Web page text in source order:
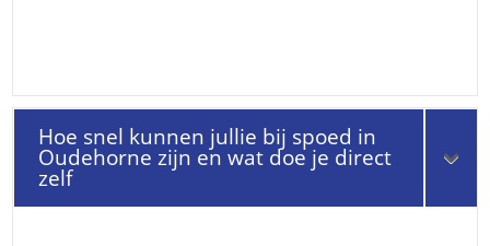
Hoe snel kunnen jullie bij spoed in
Oudehorne zijn en wat doe je direct
zelf